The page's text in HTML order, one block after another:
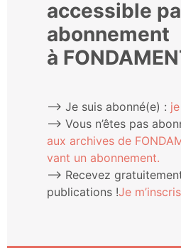
accessible
abonnement
à
⟶ Je suis abonné(e) :
⟶ Vous n’êtes pas
aux archives de
vant un abonnement.
⟶ Rece­vez
publi­ca­tions !Je